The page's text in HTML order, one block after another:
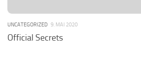
UNCATEGORIZED 9. MAI 2020
Official Secrets